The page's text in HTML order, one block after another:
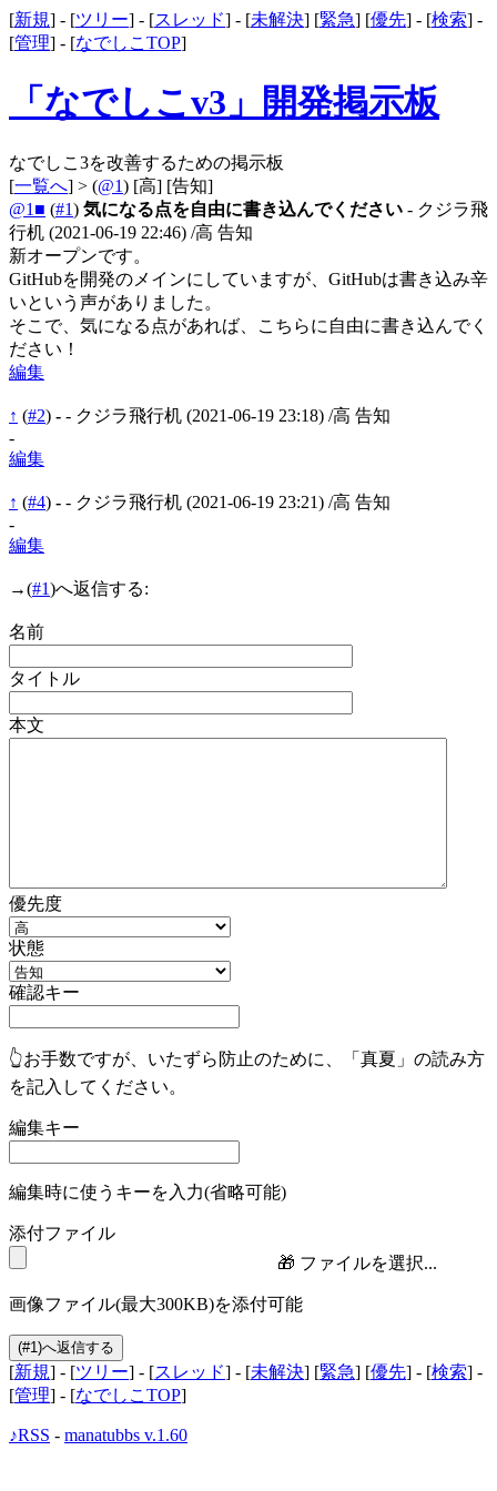
[新規] - [ツリー] - [スレッド] - [未解決] [緊急] [優先] - [検索] -
[管理] - [なでしこTOP]
「なでしこv3」開発掲示板
なでしこ3を改善するための掲示板
[一覧へ] > (@1) [高] [告知]
@1■ (#1) 気になる点を自由に書き込んでください - クジラ飛
行机 (2021-06-19 22:46) /高 告知
新オープンです。
GitHubを開発のメインにしていますが、GitHubは書き込み辛
いという声がありました。
そこで、気になる点があれば、こちらに自由に書き込んでく
ださい！
編集
↑ (#2) - - クジラ飛行机 (2021-06-19 23:18) /高 告知
-
編集
↑ (#4) - - クジラ飛行机 (2021-06-19 23:21) /高 告知
-
編集
→(#1)へ返信する:
名前
タイトル
本文
優先度
状態
確認キー
👆お手数ですが、いたずら防止のために、「真夏」の読み方
を記入してください。
編集キー
編集時に使うキーを入力(省略可能)
添付ファイル
🎁 ファイルを選択...
画像ファイル(最大300KB)を添付可能
[新規] - [ツリー] - [スレッド] - [未解決] [緊急] [優先] - [検索] -
[管理] - [なでしこTOP]
♪RSS - manatubbs v.1.60